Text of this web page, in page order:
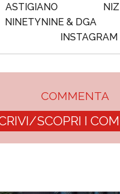
ASTIGIANO
NINETYNINE & DGA
INSTAGRAM
COMMENTA
SCOPRI I